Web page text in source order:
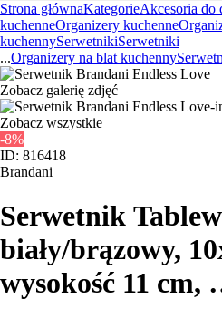
Strona głównaKategorieAkcesoria do
kuchenneOrganizery kuchenne
kuchennySerwetnikiSerwetniki
...Organizery na blat kuchenny
Zobacz galerię zdjęć
Zobacz wszystkie
-8%
ID: 816418
Brandani
Serwetnik
biały/brązowy,
wysokość 11 cm,